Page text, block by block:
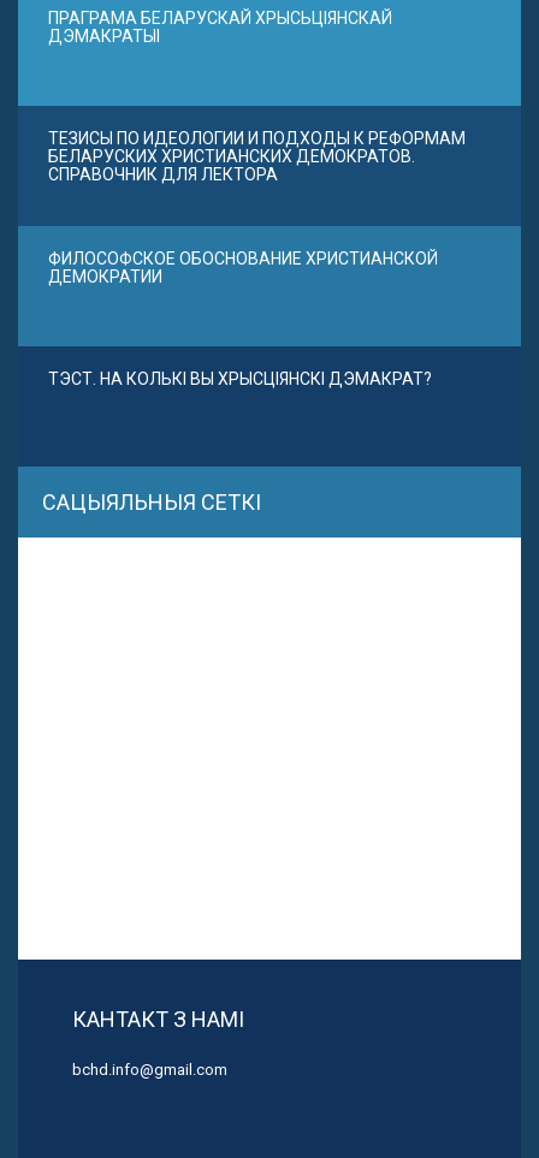
ПРАГРАМА БЕЛАРУСКАЙ ХРЫСЬЦІЯНСКАЙ
ДЭМАКРАТЫІ
ТЕЗИСЫ ПО ИДЕОЛОГИИ И ПОДХОДЫ К РЕФОРМАМ
БЕЛАРУСКИХ ХРИСТИАНСКИХ ДЕМОКРАТОВ.
СПРАВОЧНИК ДЛЯ ЛЕКТОРА
ФИЛОСОФСКОЕ ОБОСНОВАНИЕ ХРИСТИАНСКОЙ
ДЕМОКРАТИИ
ТЭСТ. НА КОЛЬКІ ВЫ ХРЫСЦІЯНСКІ ДЭМАКРАТ?
САЦЫЯЛЬНЫЯ СЕТКІ
КАНТАКТ З НАМІ
bchd.info@gmail.com